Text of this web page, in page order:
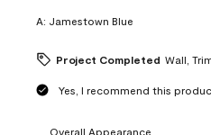
A: Jamestown Blue
Project Completed Wall,
Yes, I recommend this
Overall Appearance